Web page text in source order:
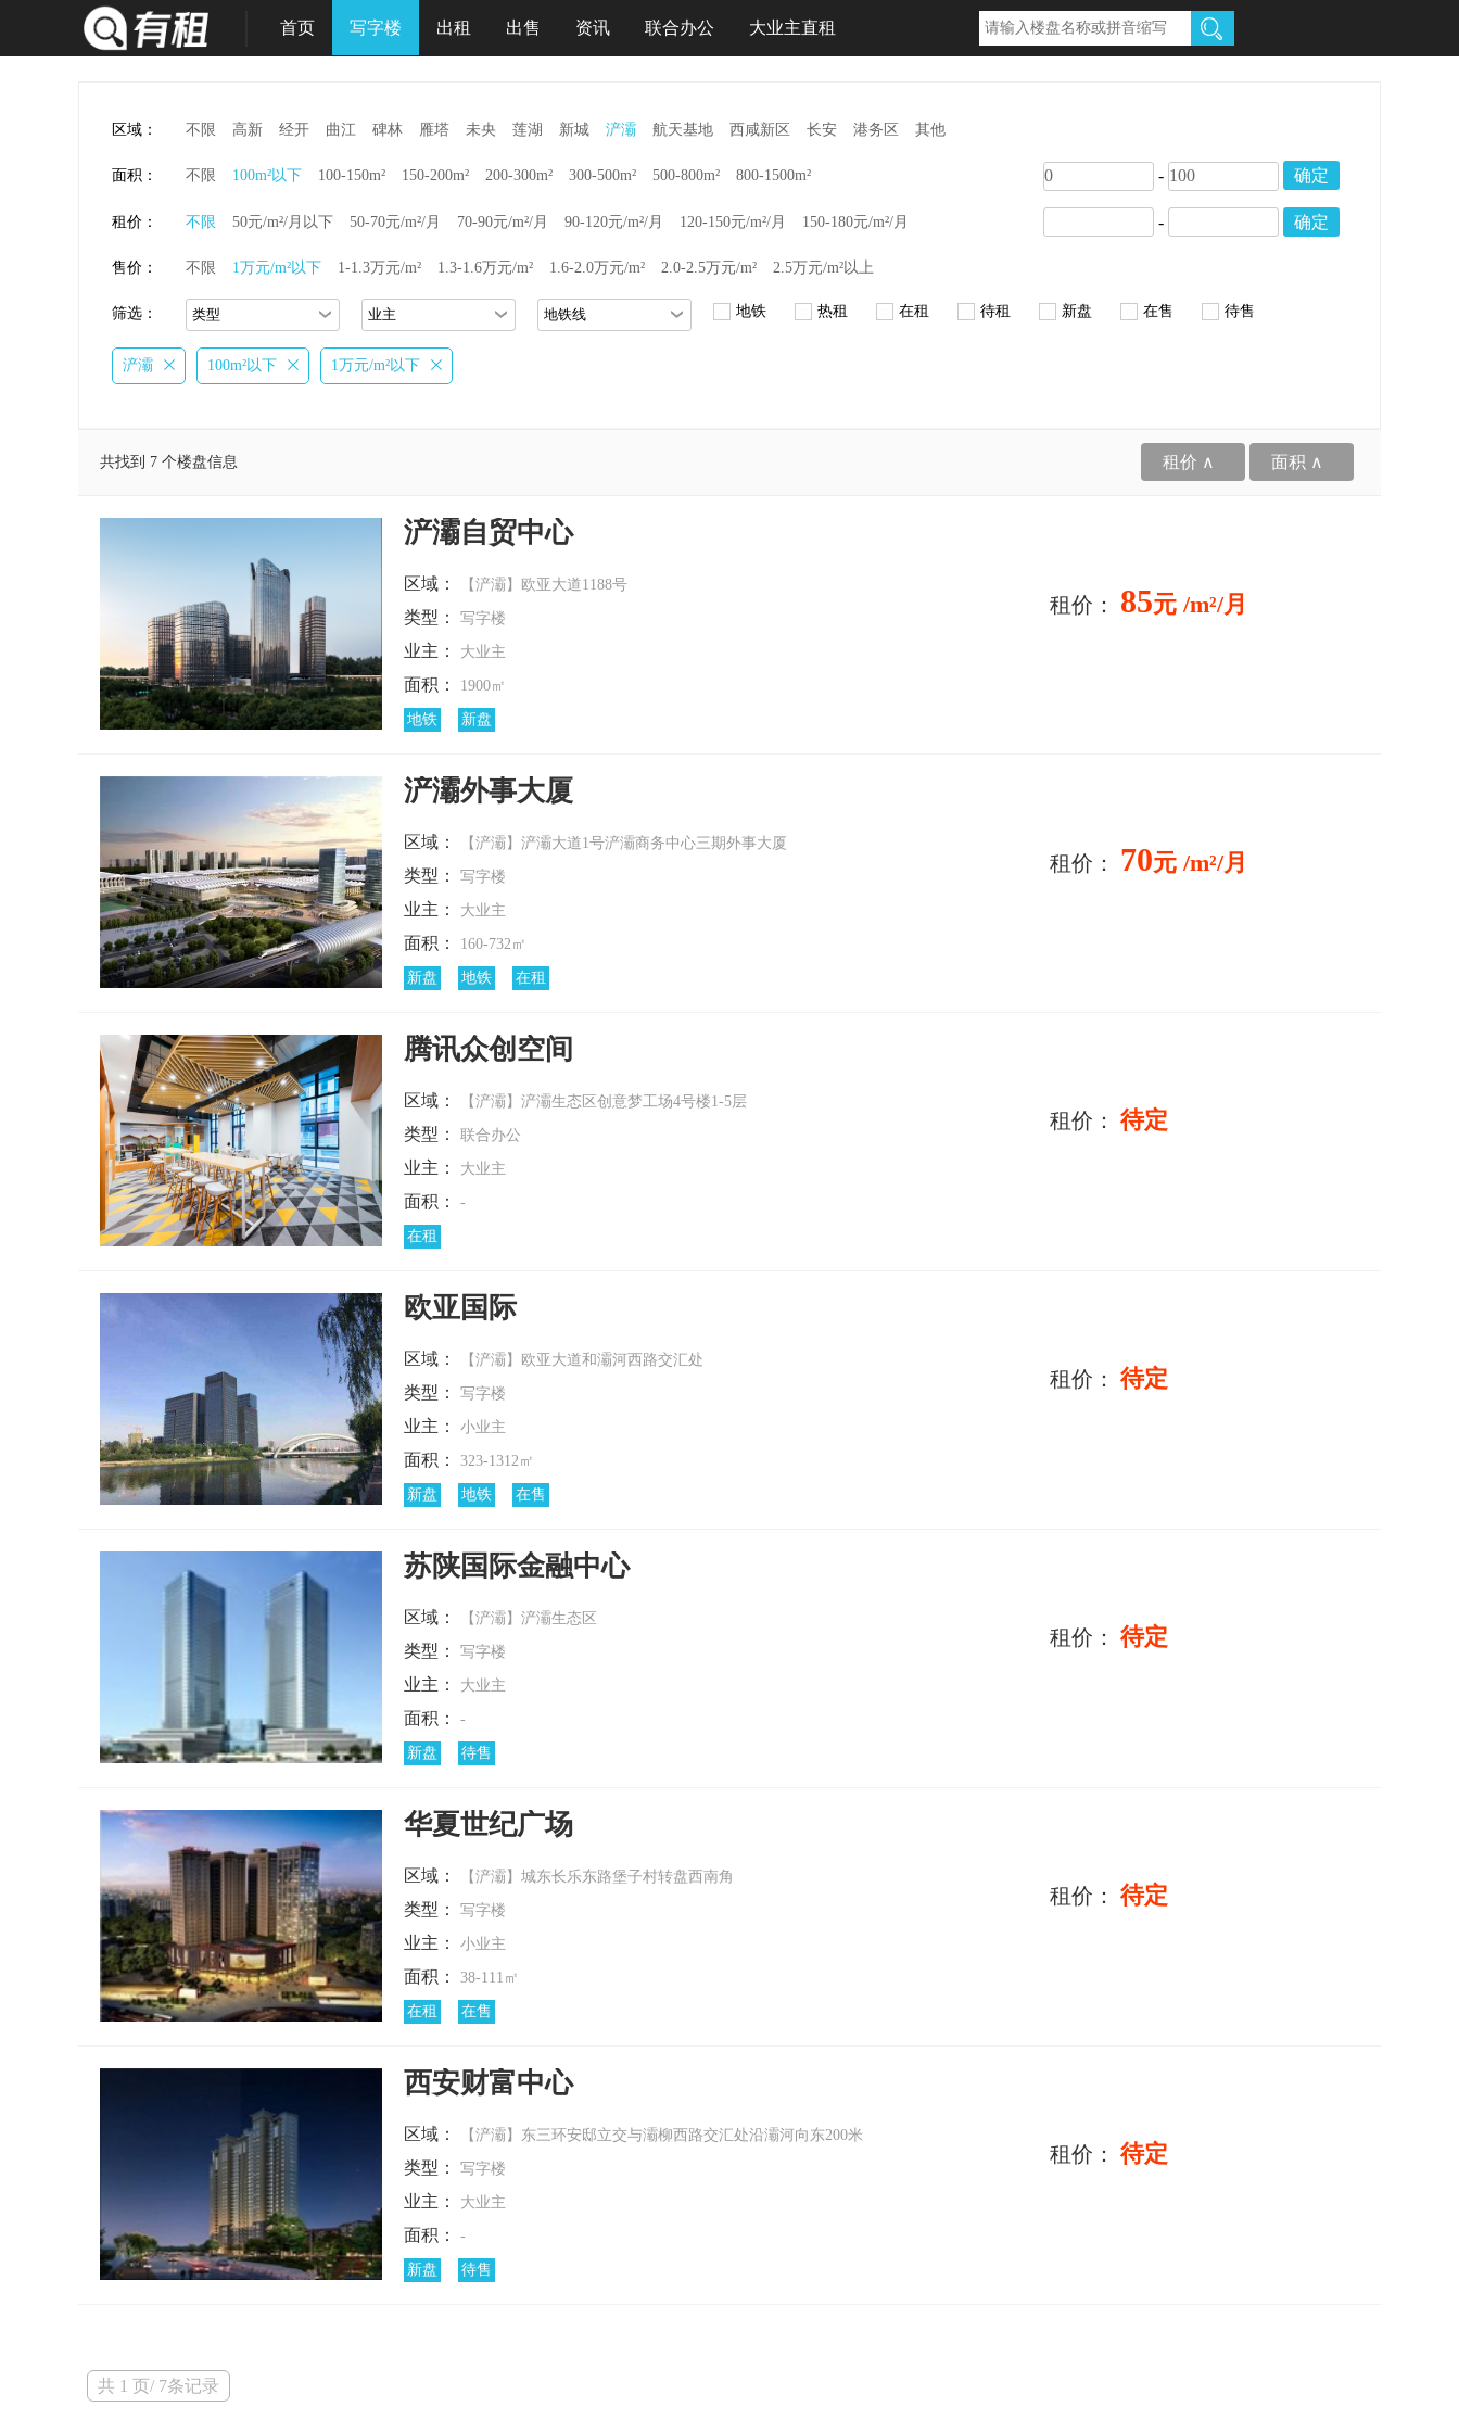
首页 写字楼 出租 出售 资讯 联合办公 大业主直租
区域： 不限 高新 经开 曲江 碑林 雁塔 未央 莲湖 新城 浐灞 航天基地 西咸新区 长安 港务区 其他
面积： 不限 100m²以下 100-150m² 150-200m² 200-300m² 300-500m² 500-800m² 800-1500m² - 确定
租价： 不限 50元/m²/月以下 50-70元/m²/月 70-90元/m²/月 90-120元/m²/月 120-150元/m²/月 150-180元/m²/月 - 确定
售价： 不限 1万元/m²以下 1-1.3万元/m² 1.3-1.6万元/m² 1.6-2.0万元/m² 2.0-2.5万元/m² 2.5万元/m²以上
筛选： 地铁 热租 在租 待租 新盘 在售 待售
浐灞 100m²以下 1万元/m²以下
共找到 7 个楼盘信息 租价 ∧ 面积 ∧
浐灞自贸中心
区域： 【浐灞】欧亚大道1188号
类型： 写字楼
业主： 大业主
面积： 1900㎡
地铁 新盘
租价： 85元 /m²/月
浐灞外事大厦
区域： 【浐灞】浐灞大道1号浐灞商务中心三期外事大厦
类型： 写字楼
业主： 大业主
面积： 160-732㎡
新盘 地铁 在租
租价： 70元 /m²/月
腾讯众创空间
区域： 【浐灞】浐灞生态区创意梦工场4号楼1-5层
类型： 联合办公
业主： 大业主
面积： -
在租
租价： 待定
欧亚国际
区域： 【浐灞】欧亚大道和灞河西路交汇处
类型： 写字楼
业主： 小业主
面积： 323-1312㎡
新盘 地铁 在售
租价： 待定
苏陕国际金融中心
区域： 【浐灞】浐灞生态区
类型： 写字楼
业主： 大业主
面积： -
新盘 待售
租价： 待定
华夏世纪广场
区域： 【浐灞】城东长乐东路堡子村转盘西南角
类型： 写字楼
业主： 小业主
面积： 38-111㎡
在租 在售
租价： 待定
西安财富中心
区域： 【浐灞】东三环安邸立交与灞柳西路交汇处沿灞河向东200米
类型： 写字楼
业主： 大业主
面积： -
新盘 待售
租价： 待定
共 1 页/ 7条记录